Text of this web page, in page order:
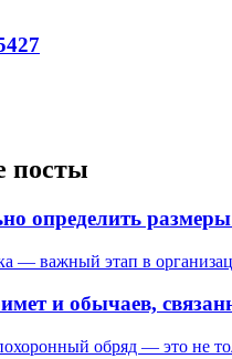
посты
определить
— важный этап в
и обычаев,
обряд — это не